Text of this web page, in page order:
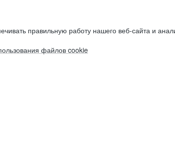
правильную работу нашего веб-сайта и
файлов cookie